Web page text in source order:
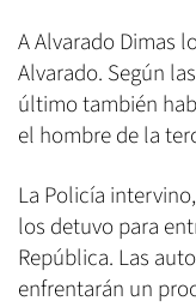
A Alvarado Dimas
Alvarado. Según
último también
el hombre de la
La Policía
los detuvo para
República. Las
enfrentarán un